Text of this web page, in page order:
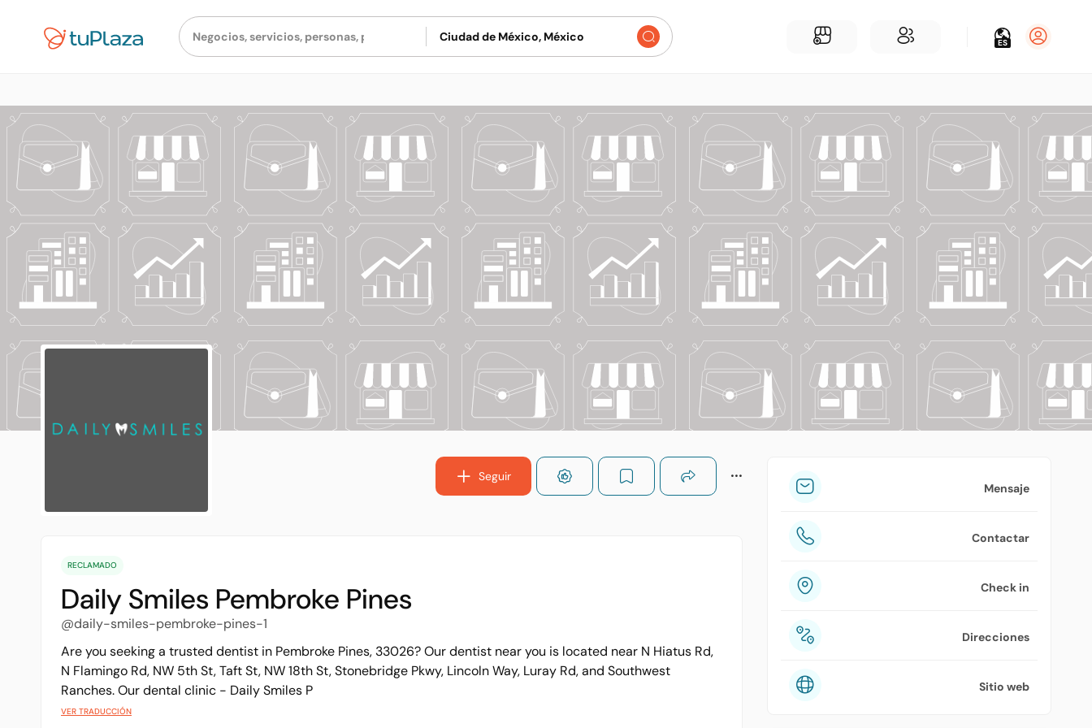
ES
Seguir
RECLAMADO
Daily Smiles Pembroke Pines
@daily-smiles-pembroke-pines-1
Are you seeking a trusted dentist in Pembroke Pines, 33026? Our dentist near you is located near N Hiatus Rd,
N Flamingo Rd, NW 5th St, Taft St, NW 18th St, Stonebridge Pkwy, Lincoln Way, Luray Rd, and Southwest
Ranches. Our dental clinic - Daily Smiles P
VER TRADUCCIÓN
Mensaje
Contactar
Check in
Direcciones
Sitio web
Para Negocios
Añadir un negocio
Encuentre empresas cerca de ti
Comunidad
Encuentra personas cerca de ti
tuPlaza
Acerca de nosotros